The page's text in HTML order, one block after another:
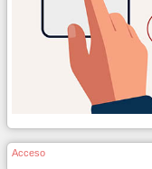
Acceso